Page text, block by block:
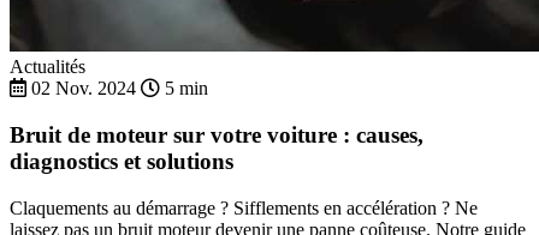
Actualités
02 Nov. 2024
5 min
Bruit de moteur sur votre voiture : causes,
diagnostics et solutions
Claquements au démarrage ? Sifflements en accélération ? Ne
laissez pas un bruit moteur devenir une panne coûteuse. Notre guide